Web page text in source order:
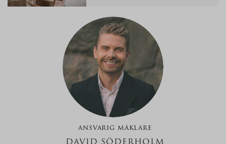
ANSVARIG MÄKLARE
DAVID SÖDERHOLM